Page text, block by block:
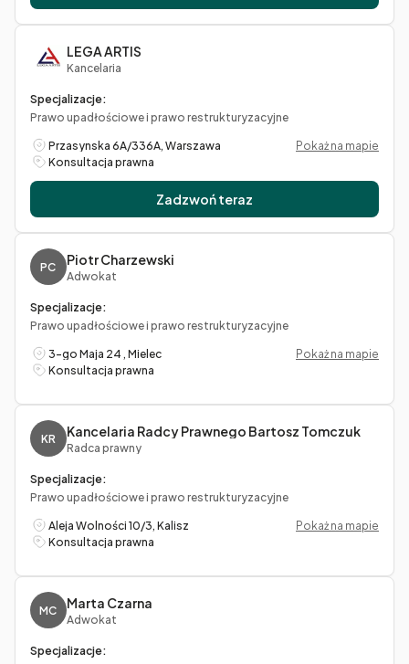
LEGA ARTIS
Kancelaria
Specjalizacje:
Prawo upadłościowe i prawo restrukturyzacyjne
Przasynska 6A/336A, Warszawa
Pokaż na mapie
Konsultacja prawna
Zadzwoń teraz
PC Piotr Charzewski
Adwokat
Specjalizacje:
Prawo upadłościowe i prawo restrukturyzacyjne
3-go Maja 24 , Mielec
Pokaż na mapie
Konsultacja prawna
KR Kancelaria Radcy Prawnego Bartosz Tomczuk
Radca prawny
Specjalizacje:
Prawo upadłościowe i prawo restrukturyzacyjne
Aleja Wolności 10/3, Kalisz
Pokaż na mapie
Konsultacja prawna
MC Marta Czarna
Adwokat
Specjalizacje: